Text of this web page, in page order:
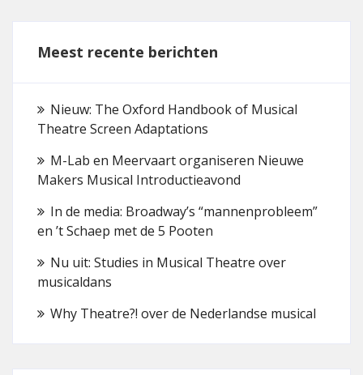
Meest recente berichten
Nieuw: The Oxford Handbook of Musical
Theatre Screen Adaptations
M-Lab en Meervaart organiseren Nieuwe
Makers Musical Introductieavond
In de media: Broadway’s “mannenprobleem”
en ’t Schaep met de 5 Pooten
Nu uit: Studies in Musical Theatre over
musicaldans
Why Theatre?! over de Nederlandse musical